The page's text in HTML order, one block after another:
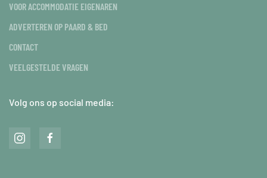
VOOR ACCOMMODATIE EIGENAREN
ADVERTEREN OP PAARD & BED
CONTACT
VEELGESTELDE VRAGEN
Volg ons op social media: